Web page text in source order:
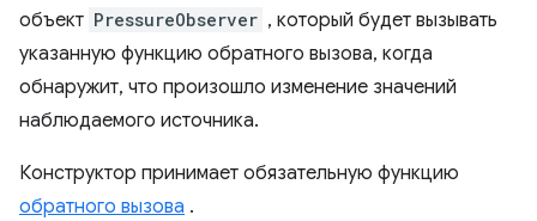
объект PressureObserver , который будет вызывать
указанную функцию обратного вызова, когда
обнаружит, что произошло изменение значений
наблюдаемого источника.
Конструктор принимает обязательную функцию
обратного вызова .